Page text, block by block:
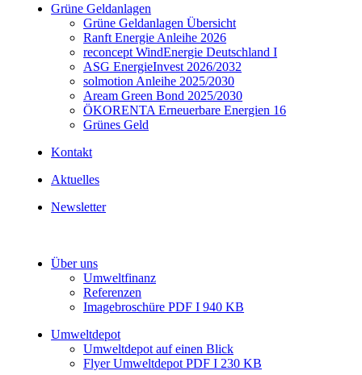
Grüne Geldanlagen
Grüne Geldanlagen Übersicht
Ranft Energie Anleihe 2026
reconcept WindEnergie Deutschland I
ASG EnergieInvest 2026/2032
solmotion Anleihe 2025/2030
Aream Green Bond 2025/2030
ÖKORENTA Erneuerbare Energien 16
Grünes Geld
Kontakt
Aktuelles
Newsletter
Über uns
Umweltfinanz
Referenzen
Imagebroschüre PDF I 940 KB
Umweltdepot
Umweltdepot auf einen Blick
Flyer Umweltdepot PDF I 230 KB